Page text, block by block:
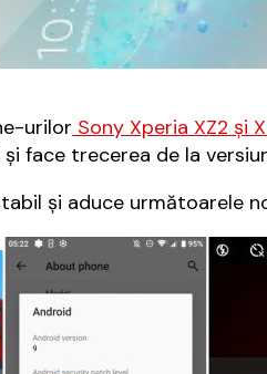
urilor Sony Xperia XZ2 şi
face trecerea de la
şi aduce următoarele